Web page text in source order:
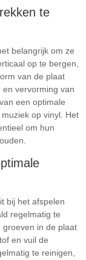
te
belangrijk om ze
op te bergen,
van de plaat
vervorming van
een optimale
op vinyl. Het
om hun
bij het afspelen
regelmatig te
groeven in de plaat
en vuil de
te reinigen,